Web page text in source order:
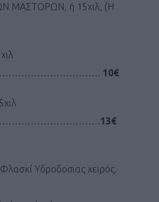
ΜΑΣΤΟΡΩΝ, ή 15χιλ, (Η
10€
13€
Υδροδοσιας χειρός.